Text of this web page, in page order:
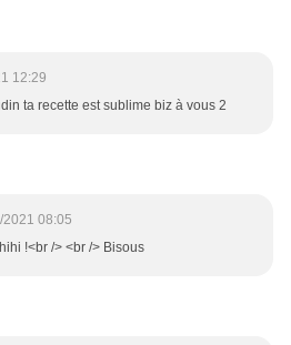
12:29
ta recette est sublime biz à vous 2
2021 08:05
!<br /> <br /> Bisous